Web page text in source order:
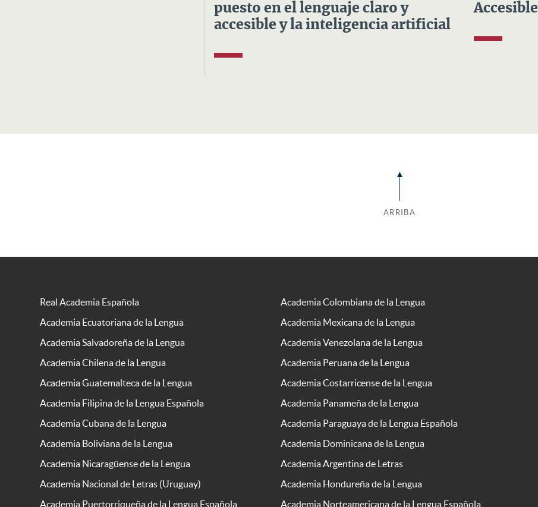
puesto en el lenguaje claro y
accesible y la inteligencia artificial
Accesible
ARRIBA
Real Academia Española
Academia Colombiana de la Lengua
Academia Ecuatoriana de la Lengua
Academia Mexicana de la Lengua
Academia Salvadoreña de la Lengua
Academia Venezolana de la Lengua
Academia Chilena de la Lengua
Academia Peruana de la Lengua
Academia Guatemalteca de la Lengua
Academia Costarricense de la Lengua
Academia Filipina de la Lengua Española
Academia Panameña de la Lengua
Academia Cubana de la Lengua
Academia Paraguaya de la Lengua Española
Academia Boliviana de la Lengua
Academia Dominicana de la Lengua
Academia Nicaragüense de la Lengua
Academia Argentina de Letras
Academia Nacional de Letras (Uruguay)
Academia Hondureña de la Lengua
Academia Puertorriqueña de la Lengua Española
Academia Norteamericana de la Lengua Española